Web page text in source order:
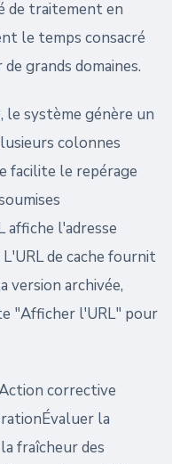
de traitement en
le temps consacré
grands domaines.
système génère un
colonnes
facilite le repérage
affiche l'adresse
de cache fournit
version archivée,
"Afficher l'URL" pour
corrective
la
fraîcheur des